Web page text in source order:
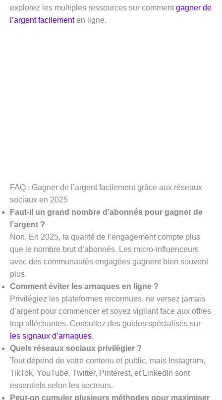
explorez les multiples ressources sur commentgagner de
l’argent facilementen ligne.
FAQ : Gagner de l’argent facilement grâce aux réseaux
sociaux en 2025
Faut-il un grand nombre d’abonnés pour gagner de
l’argent ?
Non. En 2025, la qualité de l’engagement compte plus
que le nombre brut d’abonnés. Les micro-influenceurs
avec des communautés engagées gagnent bien souvent
plus.
Comment éviter les arnaques en ligne ?
Privilégiez les plateformes reconnues, ne versez jamais
d’argent pour commencer et soyez vigilant face aux offres
trop alléchantes. Consultez des guides spécialisés sur
les signaux d’arnaques.
Quels réseaux sociaux privilégier ?
Tout dépend de votre contenu et public, mais Instagram,
TikTok, YouTube, Twitter, Pinterest, et LinkedIn sont
essentiels selon les secteurs.
Peut-on cumuler plusieurs méthodes pour maximiser